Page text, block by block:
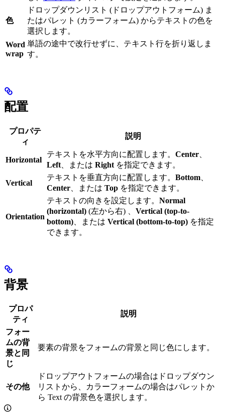
色
ドロップダウンリスト (ドロップアウトフォーム) ま
たはパレット (カラーフォーム) からテキストの色を
選択します。
Word
wrap
単語の途中で改行せずに、テキスト行を折り返しま
す。
配置
プロパテ
ィ
説明
Horizontal
テキストを水平方向に配置します。 Center
Left 、または Right を指定できます。
Vertical
テキストを垂直方向に配置します。 Bottom
Center 、または Top を指定できます。
Orientation
テキストの向きを設定します。 Normal
(horizontal) (左から右) 、 Vertical (top-to-
bottom) 、または Vertical (bottom-to-top) を指定
できます。
背景
プロパ
ティ
説明
フォー
ムの背
景と同
じ
要素の背景をフォームの背景と同じ色にします。
その他
ドロップアウトフォームの場合はドロップダウン
リストから、カラーフォームの場合はパレットか
ら Text の背景色を選択します。